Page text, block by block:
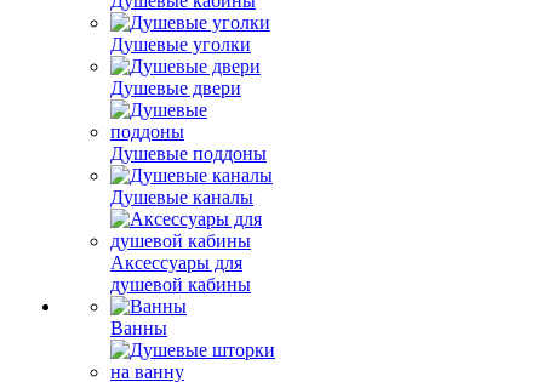
Душевые уголки
Душевые двери
Душевые поддоны
Душевые каналы
Аксессуары для
душевой кабины
Ванны